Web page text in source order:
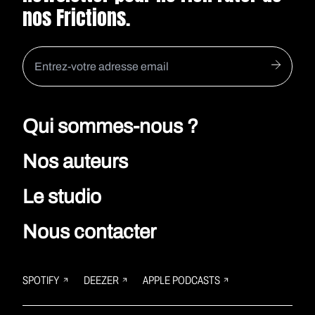
nos Frictions.
Qui sommes-nous ?
Nos auteurs
Le studio
Nous contacter
SPOTIFY DEEZER APPLE PODCASTS